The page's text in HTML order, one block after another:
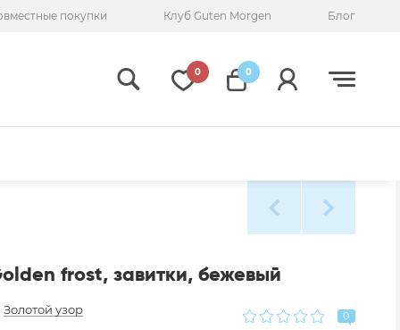
покупки Клуб Guten Morgen Блог
0 0
frost, завитки, бежевый
Золотой узор 0